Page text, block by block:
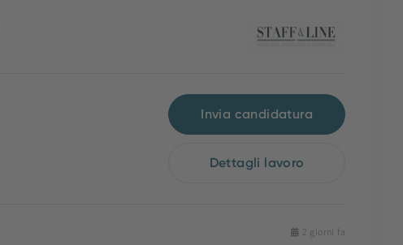
Invia candidatura
Dettagli lavoro
2 giorni fa